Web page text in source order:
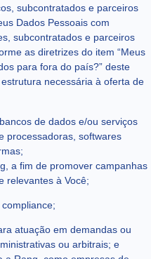
subcontratados e parceiros
Dados Pessoais com
subcontratados e parceiros
as diretrizes do item “Meus
para fora do país?” deste
necessária à oferta de
de dados e/ou serviços
processadoras, softwares
a fim de promover campanhas
relevantes à Você;
atuação em demandas ou
ou arbitrais; e